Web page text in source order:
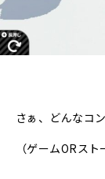
さぁ、どんなコ
（ゲームORス